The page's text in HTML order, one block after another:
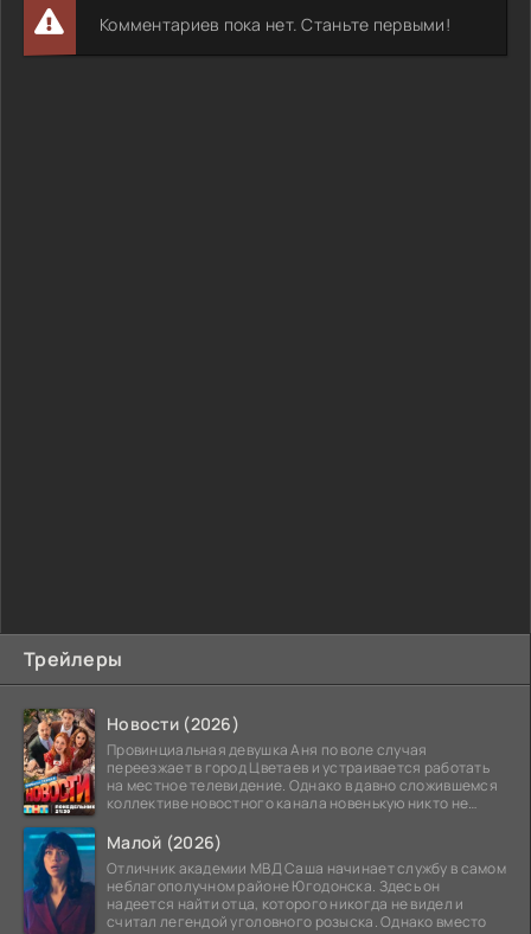
Трейлеры
Новости (2026)
Провинциальная девушка Аня по воле случая
переезжает в город Цветаев и устраивается работать
на местное телевидение. Однако в давно сложившемся
коллективе новостного канала новенькую никто не
Малой (2026)
Отличник академии МВД Саша начинает службу в самом
неблагополучном районе Югодонска. Здесь он
надеется найти отца, которого никогда не видел и
считал легендой уголовного розыска. Однако вместо
Комментариев пока нет. Станьте первыми!